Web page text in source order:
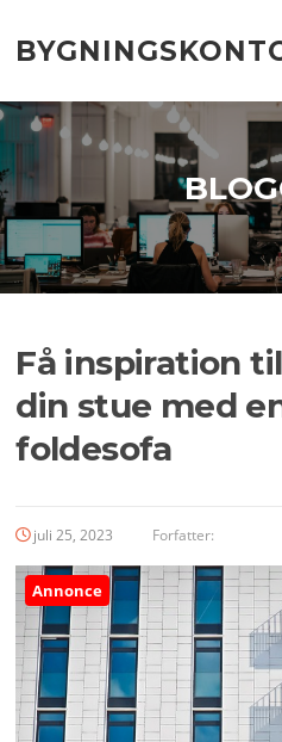
indhold
Få inspiration
din stue med
foldesofa
juli 25, 2023 Forfatter:
Annonce